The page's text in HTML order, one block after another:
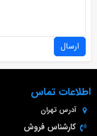
ارسال
اطلاعات تماس
آدرس تهران
کارشناس فروش